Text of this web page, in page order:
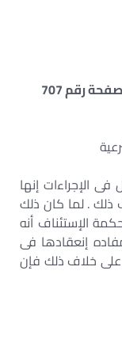
الإجراءات إنها
ذلك . لما كان ذلك
الإستئناف أنه
إنعقادها فى
على خلاف ذلك فإن